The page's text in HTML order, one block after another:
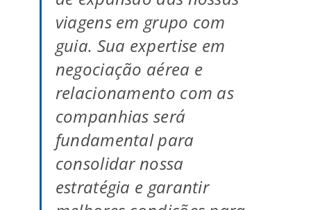
viagens em grupo com
guia. Sua expertise em
negociação aérea e
relacionamento com as
companhias será
fundamental para
consolidar nossa
estratégia e garantir